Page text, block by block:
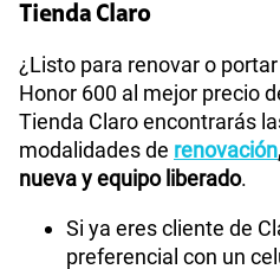
Tienda Claro
¿Listo para renovar o
Honor 600 al mejor precio
Tienda Claro encontrarás
modalidades de renovación
nueva y equipo liberado.
Si ya eres cliente de
preferencial con un